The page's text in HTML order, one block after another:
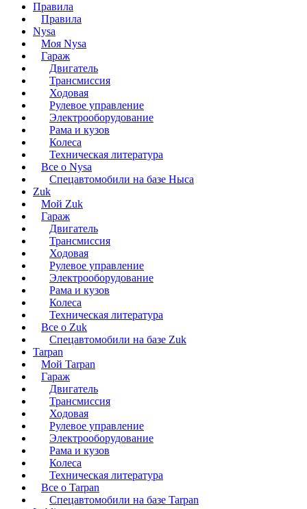
Правила
Правила
Nysa
Моя Nysa
Гараж
Двигатель
Трансмиссия
Ходовая
Рулевое управление
Электрооборудование
Рама и кузов
Колеса
Техническая литература
Все о Nysa
Спецавтомобили на базе Ныса
Zuk
Мой Zuk
Гараж
Двигатель
Трансмиссия
Ходовая
Рулевое управление
Электрооборудование
Рама и кузов
Колеса
Техническая литература
Все о Zuk
Спецавтомобили на базе Zuk
Tarpan
Мой Tarpan
Гараж
Двигатель
Трансмиссия
Ходовая
Рулевое управление
Электрооборудование
Рама и кузов
Колеса
Техническая литература
Все о Tarpan
Спецавтомобили на базе Tarpan